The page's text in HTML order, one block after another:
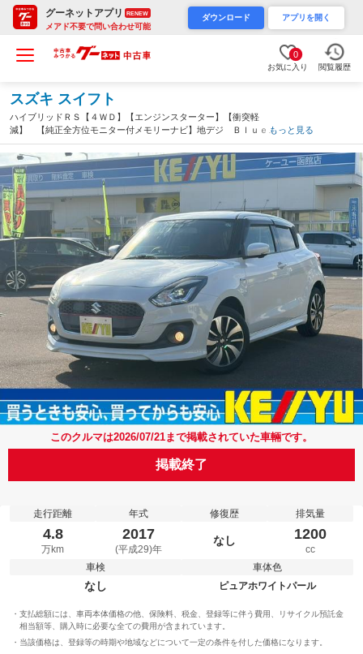
グーネットアプリ RENEW
メアド不要で問い合わせ可能
ダウンロード アプリを開く
0
お気に入り 閲覧履歴
スズキ スイフト
ハイブリッドＲＳ【４ＷＤ】【エンジンスターター】【衝突軽
減】 【純正全方位モニター付メモリーナビ】地デジ Ｂｌｕｅｔ
ｏｏｔｈ接続 シートヒーター 追従型クルコン パドルシフト
ＬＥＤヘッドライト＆フォグ 純正アルミホイール（北海道）
もっと見る
このクルマは2026/07/21まで掲載されていた車輛です。
掲載終了
走行距離
4.8
万km
年式
2017
(平成29)年
修復歴
なし
排気量
1200
cc
車検
なし
車体色
ピュアホワイトパール
支払総額には、車両本体価格の他、保険料、税金、登録等に伴う費用、リサイクル預託金
相当額等、購入時に必要な全ての費用が含まれています。
当該価格は、登録等の時期や地域などについて一定の条件を付した価格になります。